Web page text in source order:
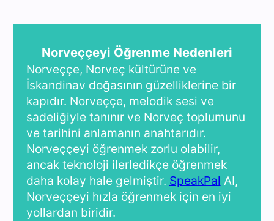
Norveççeyi Öğrenme Nedenleri
Norveççe, Norveç kültürüne ve
İskandinav doğasının güzelliklerine bir
kapıdır. Norveççe, melodik sesi ve
sadeliğiyle tanınır ve Norveç toplumunu
ve tarihini anlamanın anahtarıdır.
Norveççeyi öğrenmek zorlu olabilir,
ancak teknoloji ilerledikçe öğrenmek
daha kolay hale gelmiştir. SpeakPal AI,
Norveççeyi hızla öğrenmek için en iyi
yollardan biridir.